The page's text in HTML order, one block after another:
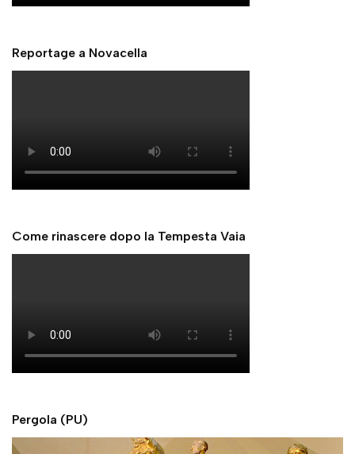
Reportage a Novacella
Come rinascere dopo la Tempesta Vaia
Pergola (PU)